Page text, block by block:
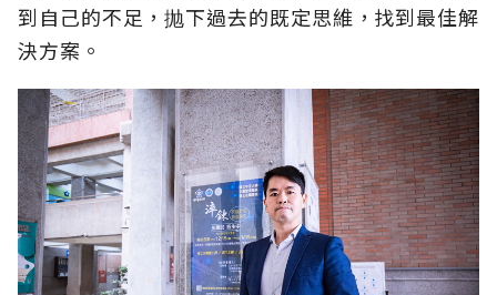
到自己的不足，抛下過去的既定思維，找到最佳解
決方案。